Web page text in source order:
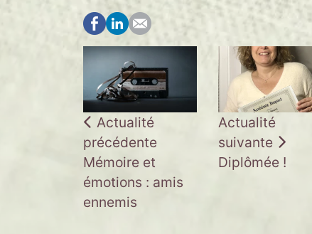
Actualité
précédente
Mémoire et
émotions : amis
ennemis
Actualité
suivante
Diplômée !